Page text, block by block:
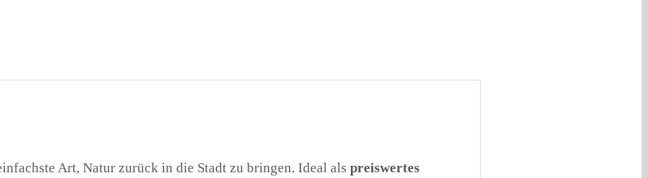
Art, Natur zurück in die Stadt zu bringen. Ideal als preiswertes